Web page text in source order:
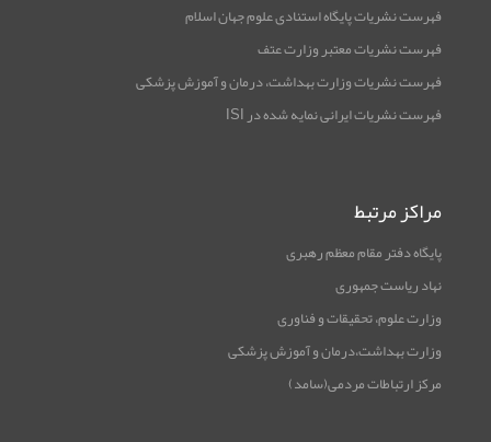
فهرست نشریات پایگاه استنادی علوم جهان اسلام
فهرست نشریات معتبر وزارت عتف
فهرست نشریات وزارت بهداشت، درمان و آموزش پزشکی
فهرست نشریات ایرانی نمایه شده در ISI
مراکز مرتبط
پایگاه دفتر مقام معظم رهبری
نهاد ریاست جمهوری
وزارت علوم، تحقیقات و فناوری
وزارت بهداشت،درمان و آموزش پزشکی
مرکز ارتباطات مردمی(سامد)